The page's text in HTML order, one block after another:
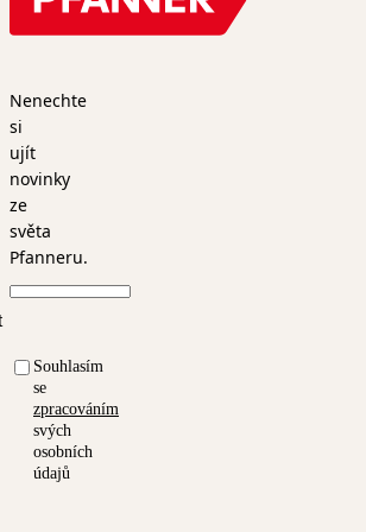
Nenechte
si
ujít
novinky
ze
světa
Pfanneru.
Souhlasím
se
zpracováním
svých
osobních
údajů